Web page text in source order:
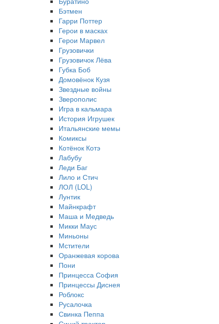
Бэтмен
Гарри Поттер
Герои в масках
Герои Марвел
Грузовички
Грузовичок Лёва
Губка Боб
Домовёнок Кузя
Звездные войны
Зверополис
Игра в кальмара
История Игрушек
Итальянские мемы
Комиксы
Котёнок Котэ
Лабубу
Леди Баг
Лило и Стич
ЛОЛ (LOL)
Лунтик
Майнкрафт
Маша и Медведь
Микки Маус
Миньоны
Мстители
Оранжевая корова
Пони
Принцесса София
Принцессы Диснея
Роблокс
Русалочка
Свинка Пеппа